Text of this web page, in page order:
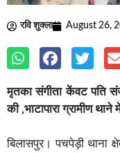
रवि शुक्ला August 26,
मृतका संगीता केंवट पति संजू
की ,भाटापारा ग्रामीण थाने
बिलासपुर। पचपेड़ी थाना